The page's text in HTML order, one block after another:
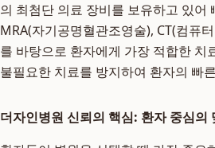
의 최첨단 의료 장비를 보유하고 있
MRA(자기공명혈관조영술), CT(컴퓨
를 바탕으로 환자에게 가장 적합한
불필요한 치료를 방지하여 환자의 빠
더자인병원 신뢰의 핵심: 환자 중심의